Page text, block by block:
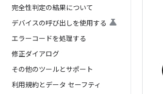
完全性判定の結果について
デバイスの呼び出しを使用する
エラーコードを処理する
修正ダイアログ
その他のツールとサポート
利用規約とデータ セーフティ